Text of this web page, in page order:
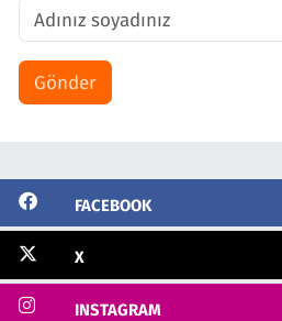
Gönder
FACEBOOK
X
INSTAGRAM